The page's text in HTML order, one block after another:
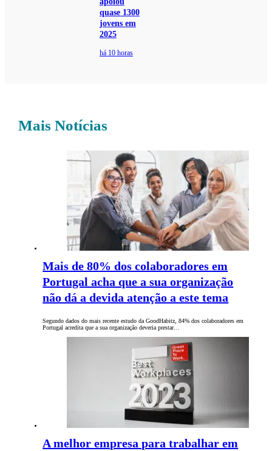
quase 1300
jovens em
2025
há 10 horas
Mais Notícias
Mais de 80% dos colaboradores em
Portugal acha que a sua organização
não dá a devida atenção a este tema
Segundo dados do mais recente estudo da GoodHabitz, 84% dos colaboradores em
Portugal acredita que a sua organização deveria prestar…
A melhor empresa para trabalhar em